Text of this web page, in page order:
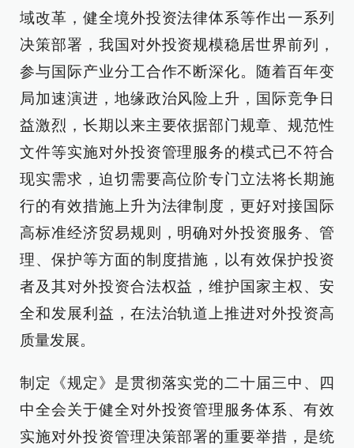
域改革，健全境外投资法律体系等作出一系列
决策部署，我国对外投资规模稳居世界前列，
参与国际产业分工合作不断深化。随着百年变
局加速演进，地缘政治风险上升，国际竞争日
益激烈，长期以来主要依据部门规章、规范性
文件等实施对外投资管理服务的模式已不符合
现实需求，迫切需要高位阶专门立法将长期施
行的有效措施上升为法律制度，更好对接国际
高标准经济贸易规则，明确对外投资服务、管
理、保护等方面的制度措施，以有效保护投资
者及其对外投资合法权益，维护国家主权、安
全和发展利益，在法治轨道上推进对外投资高
质量发展。
制定《规定》是贯彻落实党的二十届三中、四
中全会关于健全对外投资管理服务体系、有效
实施对外投资管理决策部署的重要举措，是统